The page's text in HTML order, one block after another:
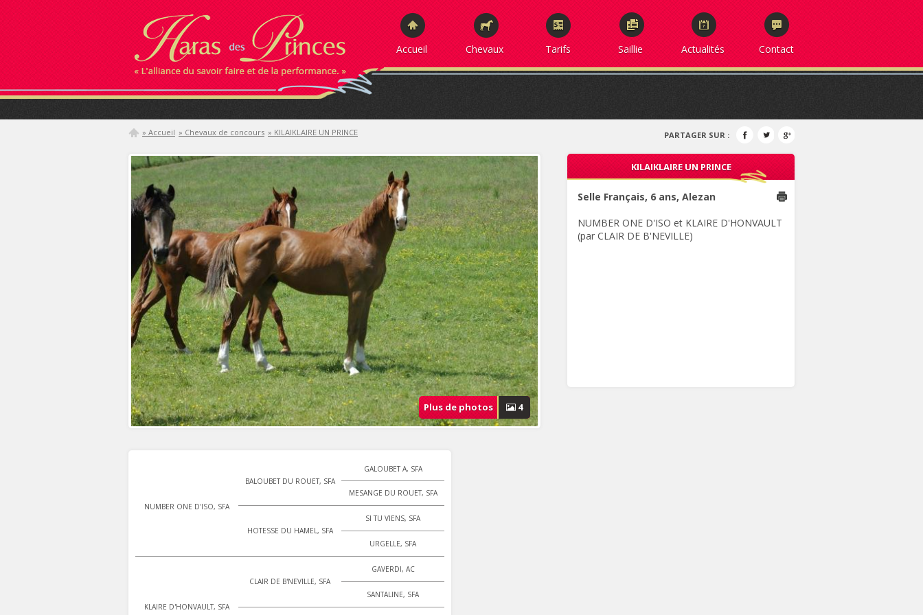
Accueil Chevaux Tarifs Saillie Actualités Contact
» Accueil » Chevaux de concours » KILAIKLAIRE UN PRINCE PARTAGER SUR :
Plus de photos 4
KILAIKLAIRE UN PRINCE
Selle Français, 6 ans, Alezan
NUMBER ONE D'ISO et KLAIRE D'HONVAULT
(par CLAIR DE B'NEVILLE)
NUMBER ONE D'ISO, SFA
BALOUBET DU ROUET, SFA
GALOUBET A, SFA
MESANGE DU ROUET, SFA
HOTESSE DU HAMEL, SFA
SI TU VIENS, SFA
URGELLE, SFA
KLAIRE D'HONVAULT, SFA
CLAIR DE B'NEVILLE, SFA
GAVERDI, AC
SANTALINE, SFA